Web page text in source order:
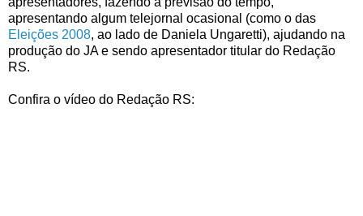
apresentando algum telejornal ocasional (como o das
Eleições 2008, ao lado de Daniela Ungaretti), ajudando na
produção do JA e sendo apresentador titular do Redação
RS.
Confira o vídeo do Redação RS: